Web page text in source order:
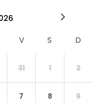
31 1 2
7 8 9